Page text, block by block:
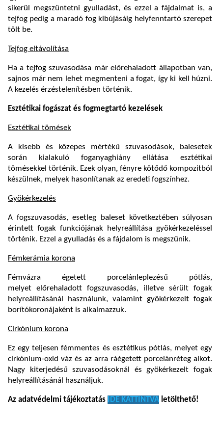
sikerül megszüntetni gyulladást, és ezzel a fájdalmat is, a
tejfog pedig a maradó fog kibújásáig helyfenntartó szerepet
tölt be.
Tejfog eltávolítása
Ha a tejfog szuvasodása már előrehaladott állapotban van,
sajnos már nem lehet megmenteni a fogat, így ki kell húzni.
A kezelés érzéstelenítésben történik.
Esztétikai fogászat és fogmegtartó kezelések
Esztétikai tömések
A kisebb és közepes mértékű szuvasodások, balesetek
során kialakuló foganyaghiány ellátása esztétikai
tömésekkel történik. Ezek olyan, fényre kötődő kompozitból
készülnek, melyek hasonlítanak az eredeti fogszínhez.
Gyökérkezelés
A fogszuvasodás, esetleg baleset következtében súlyosan
érintett fogak funkciójának helyreállítása gyökérkezeléssel
történik. Ezzel a gyulladás és a fájdalom is megszűnik.
Fémkerámia korona
Fémvázra égetett porcelánleplezésű pótlás,
melyet előrehaladott fogszuvasodás, illetve sérült fogak
helyreállításánál használunk, valamint gyökérkezelt fogak
borítókoronájaként is alkalmazzuk.
Cirkónium korona
Ez egy teljesen fémmentes és esztétikus pótlás, melyet egy
cirkónium-oxid váz és az arra ráégetett porcelánréteg alkot.
Nagy kiterjedésű szuvasodásoknál és gyökérkezelt fogak
helyreállításánál használjuk.
Az adatvédelmi tájékoztatás IDE KATTINTVAletölthető!